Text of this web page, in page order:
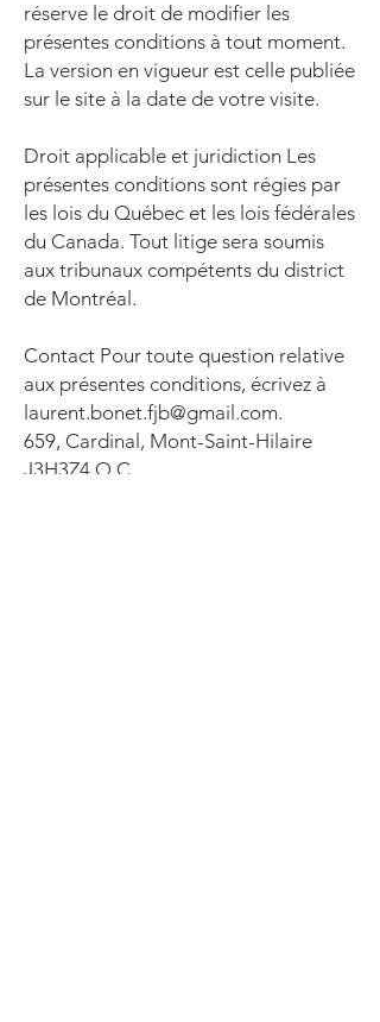
réserve le droit de modifier les
présentes conditions à tout moment.
La version en vigueur est celle publiée
sur le site à la date de votre visite.
Droit applicable et juridiction Les
présentes conditions sont régies par
les lois du Québec et les lois fédérales
du Canada. Tout litige sera soumis
aux tribunaux compétents du district
de Montréal.
Contact Pour toute question relative
aux présentes conditions, écrivez à
laurent.bonet.fjb@gmail.com.
659, Cardinal, Mont-Saint-Hilaire
J3H3Z4 Q.C.